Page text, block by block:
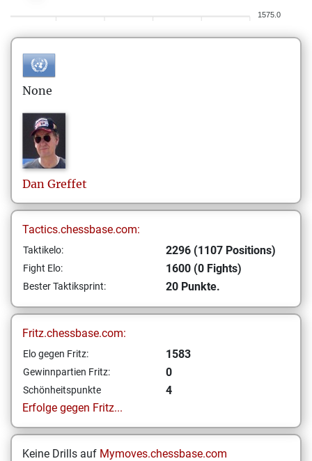
1575.0
None
Dan Greffet
Tactics.chessbase.com:
Taktikelo: 2296 (1107 Positions)
Fight Elo: 1600 (0 Fights)
Bester Taktiksprint: 20 Punkte.
Fritz.chessbase.com:
Elo gegen Fritz: 1583
Gewinnpartien Fritz: 0
Schönheitspunkte
4
Erfolge gegen Fritz...
Keine Drills auf Mymoves.chessbase.com